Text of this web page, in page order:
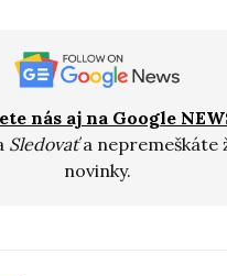
nás aj na Google
Sledovaťa nepremeškáte
novinky.